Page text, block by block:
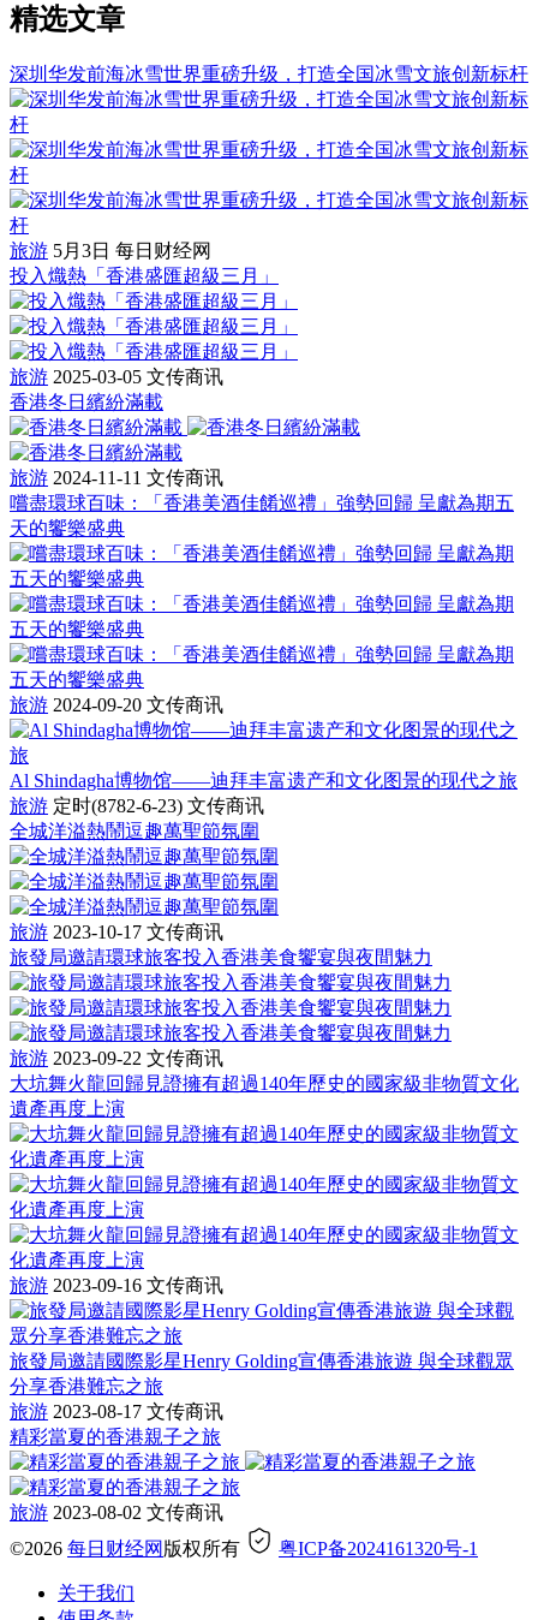
精选文章
深圳华发前海冰雪世界重磅升级，打造全国冰雪文旅创新标杆
旅游 5月3日 每日财经网
投入熾熱「香港盛匯超級三月」
旅游 2025-03-05 文传商讯
香港冬日繽紛滿載
旅游 2024-11-11 文传商讯
嚐盡環球百味：「香港美酒佳餚巡禮」強勢回歸 呈獻為期五
天的饗樂盛典
旅游 2024-09-20 文传商讯
Al Shindagha博物馆——迪拜丰富遗产和文化图景的现代之旅
旅游 定时(8782-6-23) 文传商讯
全城洋溢熱鬧逗趣萬聖節氛圍
旅游 2023-10-17 文传商讯
旅發局邀請環球旅客投入香港美食饗宴與夜間魅力
旅游 2023-09-22 文传商讯
大坑舞火龍回歸見證擁有超過140年歷史的國家級非物質文化
遺產再度上演
旅游 2023-09-16 文传商讯
旅發局邀請國際影星Henry Golding宣傳香港旅遊 與全球觀眾
分享香港難忘之旅
旅游 2023-08-17 文传商讯
精彩當夏的香港親子之旅
旅游 2023-08-02 文传商讯
©2026 每日财经网 版权所有 粤ICP备2024161320号-1
关于我们